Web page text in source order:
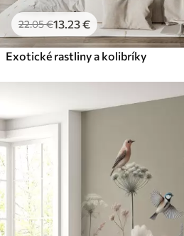
22.05€13.23€
Exotické rastliny a kolibríky